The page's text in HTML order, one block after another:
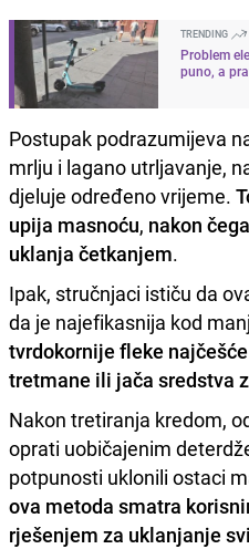
TRENDING
Problem
puno, a
Postupak podrazumijeva
mrlju i lagano utrljavanje,
djeluje određeno vrijeme.
upija masnoću, nakon
uklanja četkanjem.
Ipak, stručnjaci ističu da
da je najefikasnija kod
tvrdokornije fleke
tretmane ili jača sredstva
Nakon tretiranja kredom,
oprati uobičajenim
potpunosti uklonili ostaci
ova metoda smatra
rješenjem za uklanjanje